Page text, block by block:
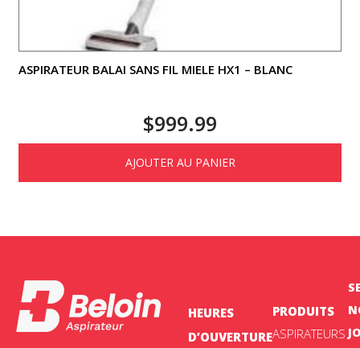
ASPIRATEUR BALAI SANS FIL MIELE HX1 – BLANC
$999.99
AJOUTER AU PANIER
HEURES
D’OUVERTURE
PRODUITS
ASPIRATEURS